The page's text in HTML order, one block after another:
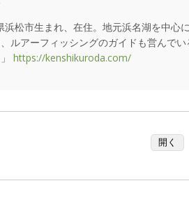
松市生まれ、在住。地元浜名湖を中心
ルアーフィッシングのガイドも営んでい
https://kenshikuroda.com/
開く